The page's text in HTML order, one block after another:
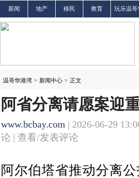
新闻 地产 移民 教育 玩乐温哥
温哥华港湾 > 新闻中心 > 正文
阿省分离请愿案迎
www.bcbay.com | 2026-06-29
论 | 查看/发表评论
阿尔伯塔省推动分离